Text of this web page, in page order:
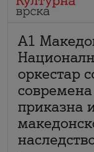
А1
оркестар
приказна